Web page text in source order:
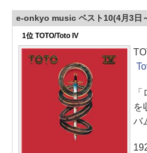
e-onkyo music ベスト10(4月3日
1位 TOTO/Toto IV
を
バ